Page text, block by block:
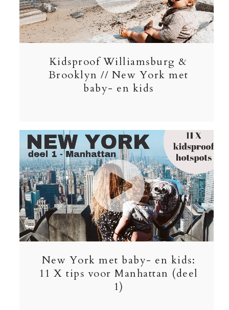
Kidsproof Williamsburg &
Brooklyn // New York met
baby- en kids
New York met baby- en kids:
11 X tips voor Manhattan (deel
1)